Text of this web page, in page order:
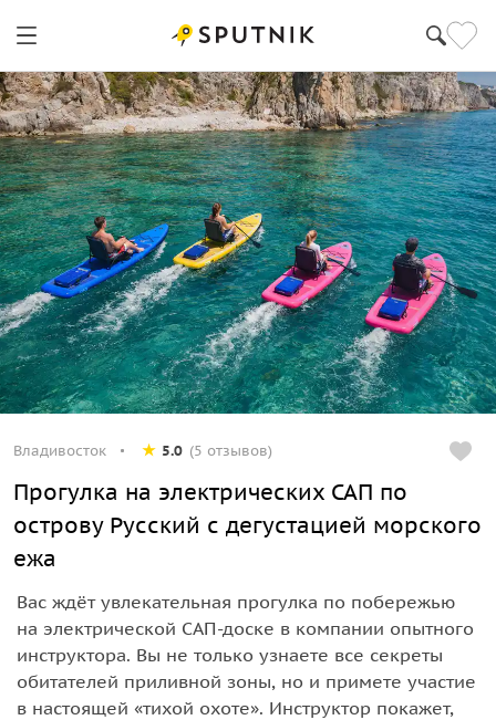
Владивосток 5.0 (5 отзывов)
Прогулка на электрических САП по
острову Русский с дегустацией морского
ежа
Вас ждёт увлекательная прогулка по побережью
на электрической САП-доске в компании опытного
инструктора. Вы не только узнаете все секреты
обитателей приливной зоны, но и примете участие
в настоящей «тихой охоте». Инструктор покажет,